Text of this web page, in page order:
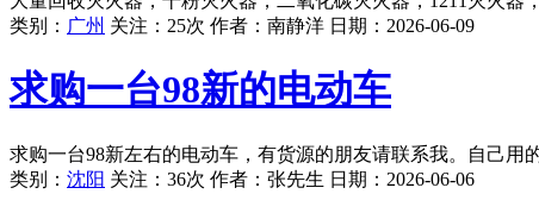
类别： 广州 关注：25次 作者： 南静洋 日期： 2026-06-09
求购一台98新的电动车
求购一台98新左右的电动车，有货源的朋友请联系我。自己用的
类别： 沈阳 关注：36次 作者： 张先生 日期： 2026-06-06